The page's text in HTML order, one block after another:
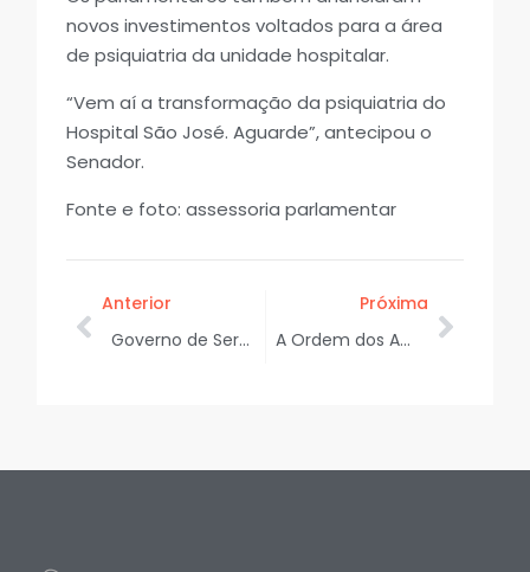
novos investimentos voltados para a área
de psiquiatria da unidade hospitalar.
“Vem aí a transformação da psiquiatria do
Hospital São José. Aguarde”, antecipou o
Senador.
Fonte e foto: assessoria parlamentar
Anterior
Governo de Sergipe divulga resultado preliminar do Acelera Mulher
Próxima
A Ordem dos Advogados do Brasil, seccional Sergipe, celebra 91 anos de história, conquistas e compromisso com a advocacia e a sociedade sergipana